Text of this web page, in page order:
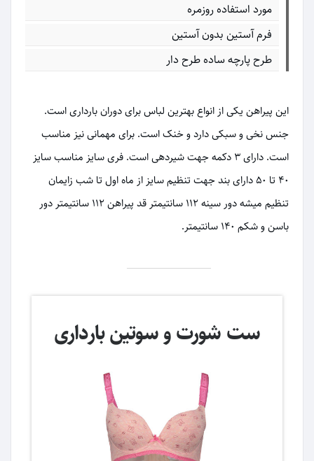
مورد استفاده روزمره
فرم آستین بدون آستین
طرح پارچه ساده طرح دار
این پیراهن یکی از انواع بهترین لباس برای دوران بارداری است.
جنس نخی و سبکی دارد و خنک است. برای مهمانی نیز مناسب
است. دارای ۳ دکمه جهت شیردهی است. فری سایز مناسب سایز
۴۰ تا ۵۰ دارای بند جهت تنظیم سایز از ماه اول تا شب زایمان
تنظیم میشه دور سینه ۱۱۲ سانتیمتر قد پیراهن ۱۱۲ سانتیمتر دور
باسن و شکم ۱۴۰ سانتیمتر.
ست شورت و سوتین بارداری